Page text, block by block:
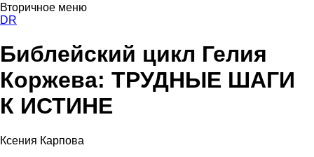
Вторичное меню
DR
Библейский цикл Гелия
Коржева: ТРУДНЫЕ ШАГИ
К ИСТИНЕ
Ксения Карпова